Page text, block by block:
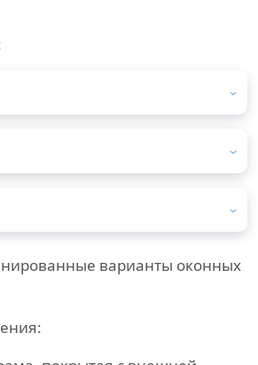
варианты оконных